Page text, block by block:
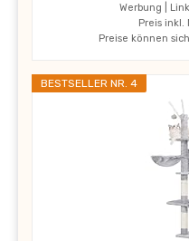
Werbung |
Preis inkl.
Preise können
BESTSELLER NR. 4